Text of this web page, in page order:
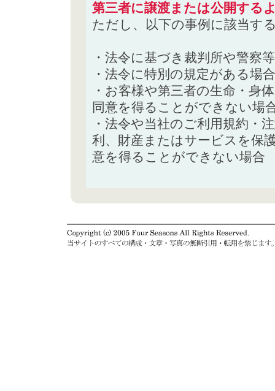
第三者に譲渡または公開する
ただし、以下の事例に該当す
・法令に基づき裁判所や警察
・法令に特別の規定がある場合
・お客様や第三者の生命・身
同意を得ることができない場
・法令や当社のご利用規約・
利、財産またはサービスを保
意を得ることができない場合